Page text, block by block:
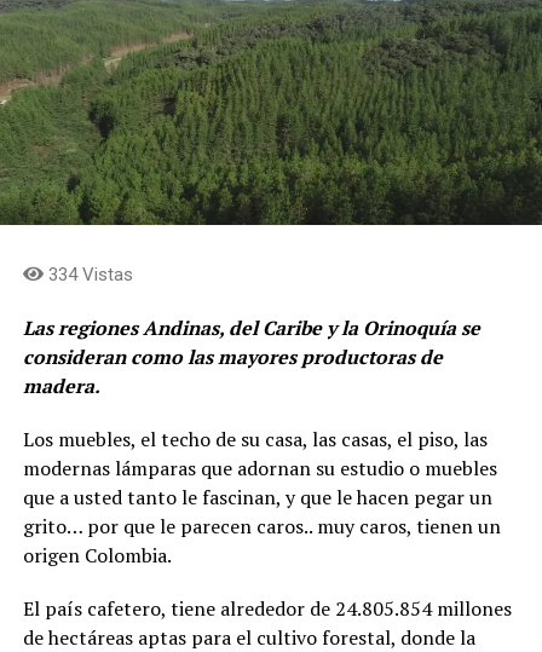
334 Vistas
Las regiones Andinas, del Caribe y la Orinoquía se
consideran como las mayores productoras de
madera.
Los muebles, el techo de su casa, las casas, el piso, las
modernas lámparas que adornan su estudio o muebles
que a usted tanto le fascinan, y que le hacen pegar un
grito… por que le parecen caros.. muy caros, tienen un
origen Colombia.
El país cafetero, tiene alrededor de 24.805.854 millones
de hectáreas aptas para el cultivo forestal, donde la